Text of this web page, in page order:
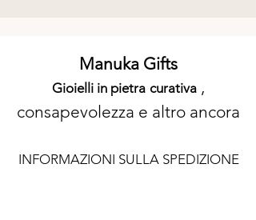
Manuka Gifts
Gioielli in pietra curativa ,
consapevolezza e altro ancora
INFORMAZIONI SULLA SPEDIZIONE